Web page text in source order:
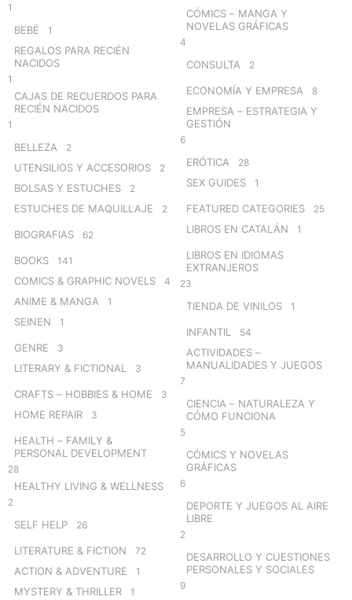
1
BEBÉ 1
REGALOS PARA RECIÉN
NACIDOS
1
CAJAS DE RECUERDOS PARA
RECIÉN NACIDOS
1
BELLEZA 2
UTENSILIOS Y ACCESORIOS 2
BOLSAS Y ESTUCHES 2
ESTUCHES DE MAQUILLAJE 2
BIOGRAFIAS 62
BOOKS 141
COMICS & GRAPHIC NOVELS 4
ANIME & MANGA 1
SEINEN 1
GENRE 3
LITERARY & FICTIONAL 3
CRAFTS – HOBBIES & HOME 3
HOME REPAIR 3
HEALTH – FAMILY &
PERSONAL DEVELOPMENT
28
HEALTHY LIVING & WELLNESS
2
SELF HELP 26
LITERATURE & FICTION 72
ACTION & ADVENTURE 1
MYSTERY & THRILLER 1
CÓMICS – MANGA Y
NOVELAS GRÁFICAS
4
CONSULTA 2
ECONOMÍA Y EMPRESA 8
EMPRESA – ESTRATEGIA Y
GESTIÓN
6
ERÓTICA 28
SEX GUIDES 1
FEATURED CATEGORIES 25
LIBROS EN CATALÁN 1
LIBROS EN IDIOMAS
EXTRANJEROS
23
TIENDA DE VINILOS 1
INFANTIL 54
ACTIVIDADES –
MANUALIDADES Y JUEGOS
7
CIENCIA – NATURALEZA Y
CÓMO FUNCIONA
5
CÓMICS Y NOVELAS
GRÁFICAS
6
DEPORTE Y JUEGOS AL AIRE
LIBRE
2
DESARROLLO Y CUESTIONES
PERSONALES Y SOCIALES
9